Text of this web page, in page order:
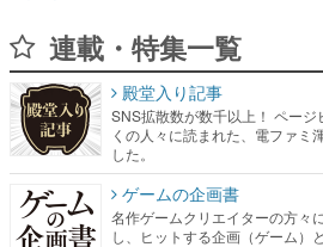
連載・特集一覧
殿堂入り記事
SNS拡散数が数千以上！ ペー
くの人々に読まれた、電ファミ
した。
ゲームの企画書
名作ゲームクリエイターの方々
し、ヒットする企画（ゲーム）